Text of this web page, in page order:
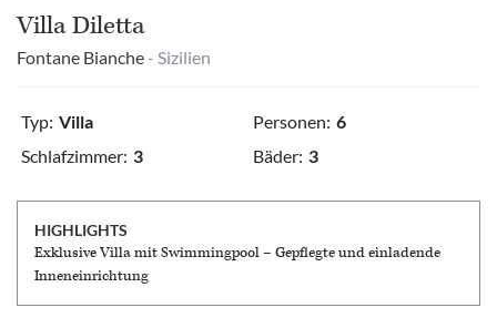
Villa Diletta
Fontane Bianche - Sizilien
Typ: Villa Personen: 6
Schlafzimmer: 3 Bäder: 3
HIGHLIGHTS
Exklusive Villa mit Swimmingpool – Gepflegte und einladende
Inneneinrichtung